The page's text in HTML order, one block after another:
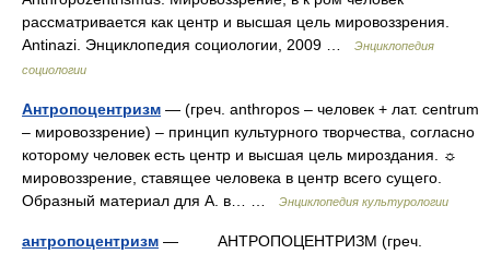
рассматривается как центр и высшая цель мировоззрения.
Antinazi. Энциклопедия социологии, 2009 …
Энциклопедия
социологии
Антропоцентризм — (греч. anthropos – человек + лат. сentrum
– мировоззрение) – принцип культурного творчества, согласно
которому человек есть центр и высшая цель мироздания. ☼
мировоззрение, ставящее человека в центр всего сущего.
Образный материал для А. в… …
Энциклопедия культурологии
антропоцентризм — АНТРОПОЦЕНТРИЗМ (греч.